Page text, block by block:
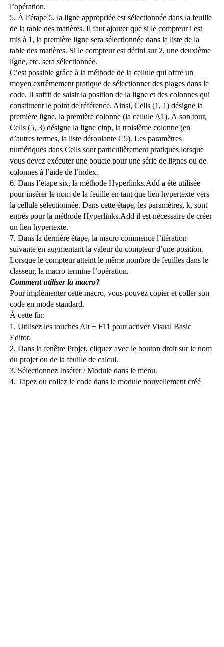
l’opération.
5. À l’étape 5, la ligne appropriée est sélectionnée dans la feuille
de la table des matières. Il faut ajouter que si le compteur i est
mis à 1, la première ligne sera sélectionnée dans la liste de la
table des matières. Si le compteur est défini sur 2, une deuxième
ligne, etc. sera sélectionnée.
C’est possible grâce à la méthode de la cellule qui offre un
moyen extrêmement pratique de sélectionner des plages dans le
code. Il suffit de saisir la position de la ligne et des colonnes qui
constituent le point de référence. Ainsi, Cells (1, 1) désigne la
première ligne, la première colonne (la cellule A1). À son tour,
Cells (5, 3) désigne la ligne cinp, la troisième colonne (en
d’autres termes, la liste déroulante C5). Les paramètres
numériques dans Cells sont particulièrement pratiques lorsque
vous devez exécuter une boucle pour une série de lignes ou de
colonnes à l’aide de l’index.
6. Dans l’étape six, la méthode Hyperlinks.Add a été utilisée
pour insérer le nom de la feuille en tant que lien hypertexte vers
la cellule sélectionnée. Dans cette étape, les paramètres, k, sont
entrés pour la méthode Hyperlinks.Add il est nécessaire de créer
un lien hypertexte.
7. Dans la dernière étape, la macro commence l’itération
suivante en augmentant la valeur du compteur d’une position.
Lorsque le compteur atteint le même nombre de feuilles dans le
classeur, la macro termine l’opération.
Comment utiliser la macro?
Pour implémenter cette macro, vous pouvez copier et coller son
code en mode standard.
À cette fin:
1. Utilisez les touches Alt + F11 pour activer Visual Basic
Editor.
2. Dans la fenêtre Projet, cliquez avec le bouton droit sur le nom
du projet ou de la feuille de calcul.
3. Sélectionnez Insérer / Module dans le menu.
4. Tapez ou collez le code dans le module nouvellement créé